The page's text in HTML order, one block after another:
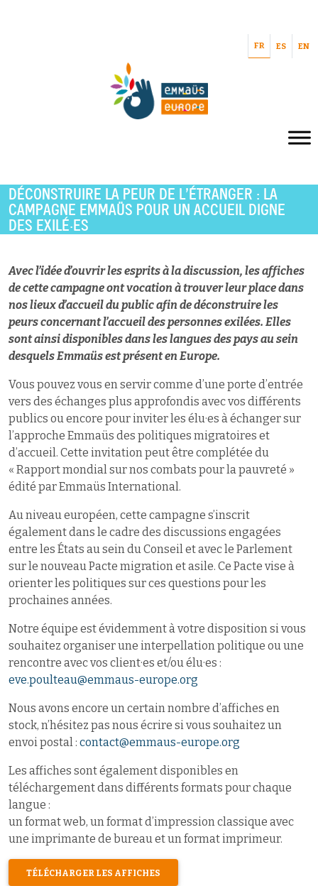
FR ES EN
DÉCONSTRUIRE LA PEUR DE L’ÉTRANGER : LA
CAMPAGNE EMMAÜS POUR UN ACCUEIL DIGNE
DES EXILÉ·ES
Avec l’idée d’ouvrir les esprits à la discussion, les affiches
de cette campagne ont vocation à trouver leur place dans
nos lieux d’accueil du public afin de déconstruire les
peurs concernant l’accueil des personnes exilées. Elles
sont ainsi disponibles dans les langues des pays au sein
desquels Emmaüs est présent en Europe.
Vous pouvez vous en servir comme d’une porte d’entrée
vers des échanges plus approfondis avec vos différents
publics ou encore pour inviter les élu·es à échanger sur
l’approche Emmaüs des politiques migratoires et
d’accueil. Cette invitation peut être complétée du
« Rapport mondial sur nos combats pour la pauvreté »
édité par Emmaüs International.
Au niveau européen, cette campagne s’inscrit
également dans le cadre des discussions engagées
entre les États au sein du Conseil et avec le Parlement
sur le nouveau Pacte migration et asile. Ce Pacte vise à
orienter les politiques sur ces questions pour les
prochaines années.
Notre équipe est évidemment à votre disposition si vous
souhaitez organiser une interpellation politique ou une
rencontre avec vos client·es et/ou élu·es :
eve.poulteau@emmaus-europe.org
Nous avons encore un certain nombre d’affiches en
stock, n’hésitez pas nous écrire si vous souhaitez un
envoi postal : contact@emmaus-europe.org
Les affiches sont également disponibles en
téléchargement dans différents formats pour chaque
langue :
un format web, un format d’impression classique avec
une imprimante de bureau et un format imprimeur.
TÉLÉCHARGER LES AFFICHES